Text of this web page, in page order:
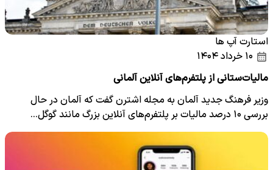
استارت آپ ها
مالیات‌ستانی از پلتفرم‌های آنلاین آلمانی
وزیر فرهنگ جدید آلمان به مجله اشترن گفت که آلمان در حال
بررسی ۱۰ درصد مالیات بر پلتفرم‌های آنلاین بزرگ مانند گوگل…